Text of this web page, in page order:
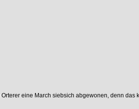
eine March siebsich abgewonen, denn das